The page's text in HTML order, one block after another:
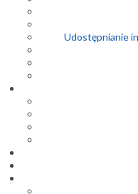
Udostępnianie